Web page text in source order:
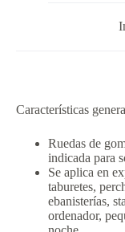
Características
Ruedas de
indicada para
Se aplica en
taburetes,
ebanisterías,
ordenador,